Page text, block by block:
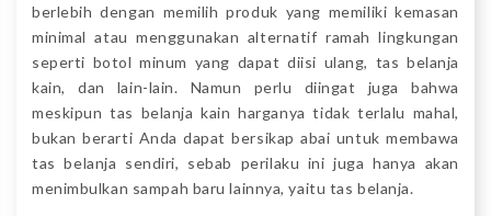
berlebih dengan memilih produk yang memiliki kemasan
minimal atau menggunakan alternatif ramah lingkungan
seperti botol minum yang dapat diisi ulang, tas belanja
kain, dan lain-lain. Namun perlu diingat juga bahwa
meskipun tas belanja kain harganya tidak terlalu mahal,
bukan berarti Anda dapat bersikap abai untuk membawa
tas belanja sendiri, sebab perilaku ini juga hanya akan
menimbulkan sampah baru lainnya, yaitu tas belanja.